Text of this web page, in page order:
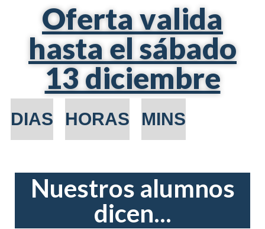
Oferta valida
hasta el sábado
13 diciembre
DIAS HORAS MINS
Nuestros alumnos
dicen...